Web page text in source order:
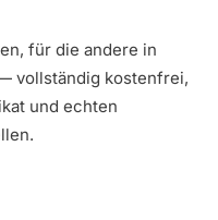
für die andere in
vollständig kostenfrei,
und echten